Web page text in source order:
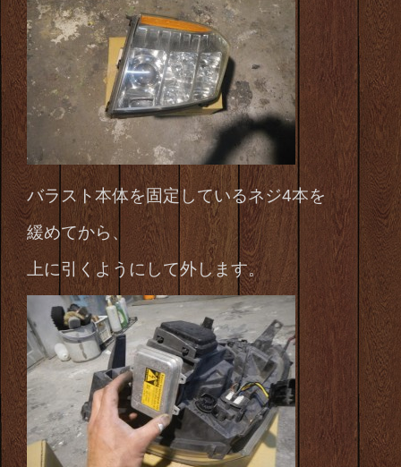
バラスト本体を固定しているネジ4本を
緩めてから、
上に引くようにして外します。